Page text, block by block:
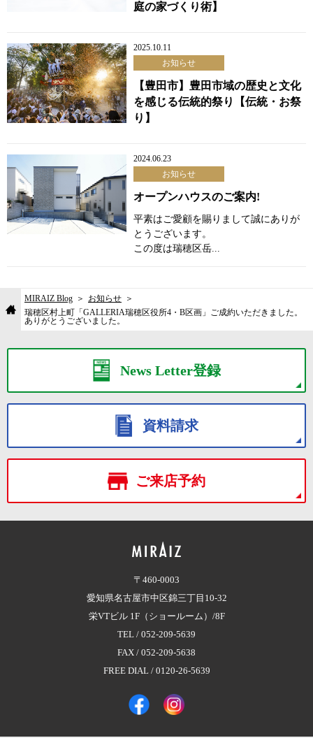
庭の家づくり術】
2025.10.11
お知らせ
【豊田市】豊田市域の歴史と文化
を感じる伝統的祭り【伝統・お祭
り】
2024.06.23
お知らせ
オープンハウスのご案内!
平素はご愛顧を賜りまして誠にありが
とうございます。
この度は瑞穂区岳...
MIRAIZ Blog
お知らせ
瑞穂区村上町「GALLERIA瑞穂区役所4・B区画」ご成約いただきました。
ありがとうございました。
News Letter登録
資料請求
ご来店予約
〒460-0003
愛知県名古屋市中区錦三丁目10-32
栄VTビル 1F（ショールーム）/8F
TEL / 052-209-5639
FAX / 052-209-5638
FREE DIAL / 0120-26-5639